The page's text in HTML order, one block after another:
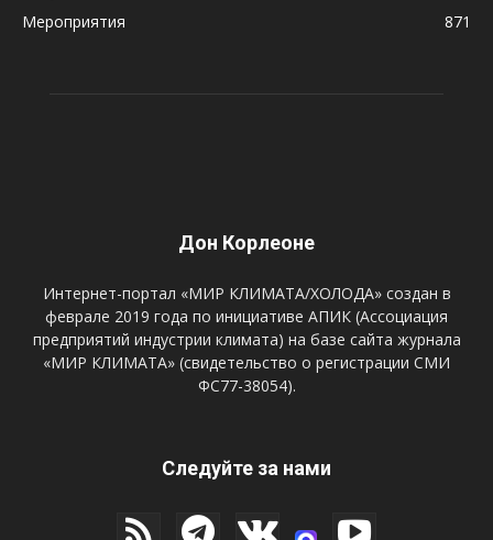
Мероприятия
871
Дон Корлеоне
Интернет-портал «МИР КЛИМАТА/ХОЛОДА» создан в
феврале 2019 года по инициативе АПИК (Ассоциация
предприятий индустрии климата) на базе сайта журнала
«МИР КЛИМАТА» (свидетельство о регистрации СМИ
ФС77-38054).
Следуйте за нами